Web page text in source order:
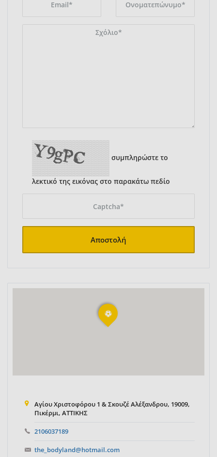
συμπληρώστε το
λεκτικό της εικόνας στο παρακάτω πεδίο
Αποστολή
Αγίου Χριστοφόρου 1 & Σκουζέ Αλέξανδρου, 19009,
Πικέρμι, ΑΤΤΙΚΗΣ
2106037189
the_bodyland@hotmail.com